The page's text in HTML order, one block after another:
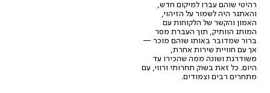
רהיטי שוהם עברו למיקום חדש,
והאתגר היה לשמור על הזיהוי,
האמון והקשר של הלקוחות עם
המותג הוותיק, תוך העברת מסר
ברור שמדובר באותו שוהם מוכר —
אך עם חוויית שירות אחרת,
משודרגת ושונה ממה שהכירו עד
היום. כל זאת בשוק תחרותי ורווי, עם
מתחרים רבים וצמודים.